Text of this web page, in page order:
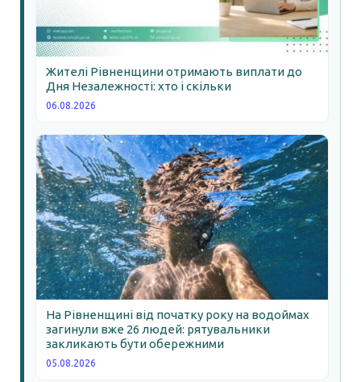
Жителі Рівненщини отримають виплати до
Дня Незалежності: хто і скільки
06.08.2026
На Рівненщині від початку року на водоймах
загинули вже 26 людей: рятувальники
закликають бути обережними
05.08.2026